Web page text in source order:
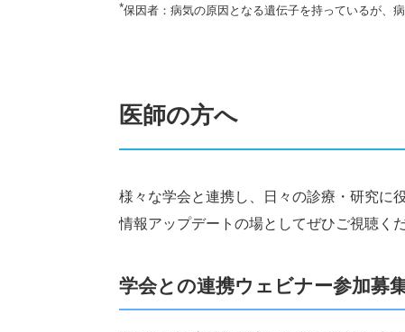
*保因者：病気の原因となる遺伝子を持っているが、病
医師の方へ
様々な学会と連携し、日々の診療・研究に
情報アップデートの場としてぜひご視聴くだ
学会との連携ウェビナー参加募